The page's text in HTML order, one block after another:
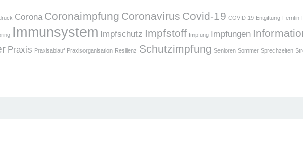
Corona Coronaimpfung Coronavirus Covid-19 COVID 19 Entgiftung Ferritin
Immunsystem Impfschutz Impfstoff Impfung Impfungen
Praxis Praxisablauf Praxisorganisation Resilienz Schutzimpfung Senioren Sommer Sprechzeiten